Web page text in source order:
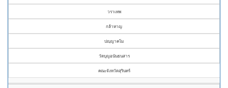
วราเทพ
กล้าหาญ
ปญฺญาคโม
วัดบุญอนันธนสาร
คณะจังหวัดสุรินทร์